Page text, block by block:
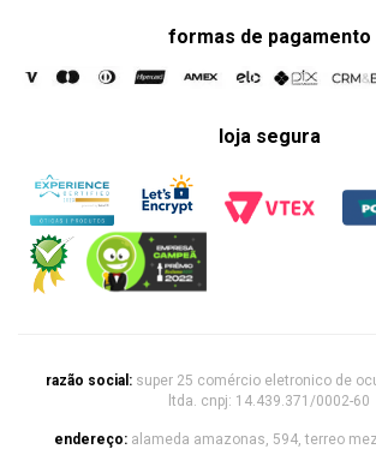
formas de pagamento
loja segura
razão social: super 25 comércio eletronico de
ltda. cnpj: 14.439.371/0002-60
endereço: alameda amazonas, 594, terreo